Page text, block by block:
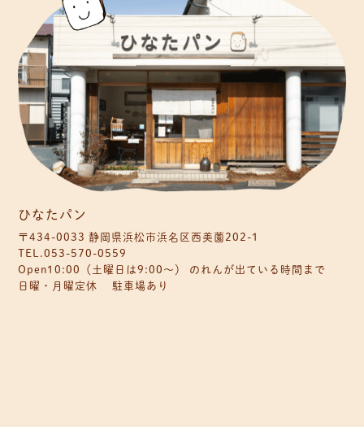
ひなたパン
〒434-0033 静岡県浜松市浜名区西美薗202-1
TEL.053-570-0559
Open10:00（土曜日は9:00〜） のれんが出ている時間まで
日曜・月曜定休 駐車場あり